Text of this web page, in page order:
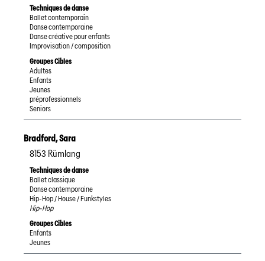
Techniques de danse
Ballet contemporain
Danse contemporaine
Danse créative pour enfants
Improvisation / composition
Groupes Cibles
Adultes
Enfants
Jeunes
préprofessionnels
Seniors
Bradford,Sara
8153 Rümlang
Techniques de danse
Ballet classique
Danse contemporaine
Hip-Hop / House / Funkstyles
Hip-Hop
Groupes Cibles
Enfants
Jeunes